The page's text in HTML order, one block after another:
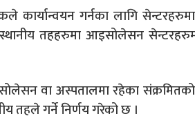
कार्यान्वयन गर्नका लागि
स्थानीय तहहरुमा आइसोलेसन
वा अस्पतालमा रहेका संक्रमितको
तहले गर्ने निर्णय गरेको छ ।